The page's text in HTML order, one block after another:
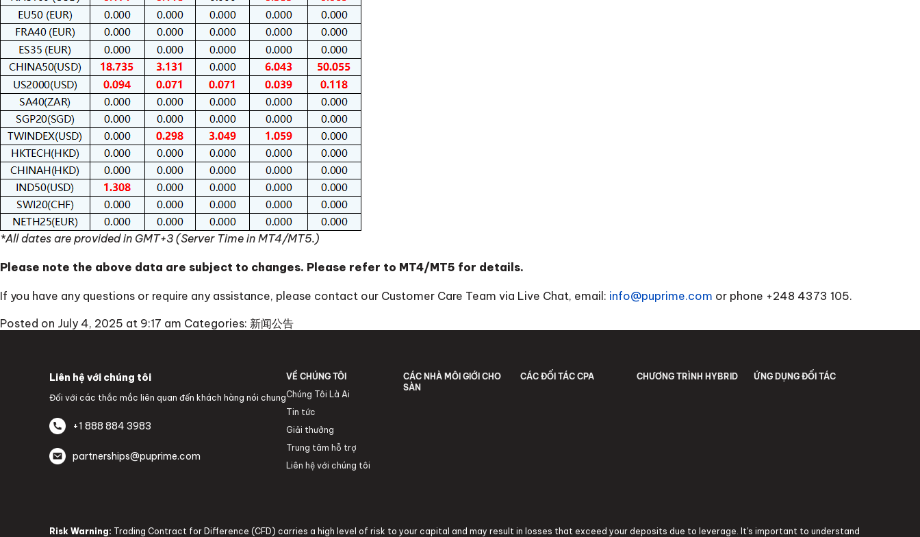
*All dates are provided in GMT+3 (Server Time in MT4/MT5.)
Please note the above data are subject to changes. Please refer to MT4/MT5 for details.
If you have any questions or require any assistance, please contact our Customer Care Team via Live Chat, email: info@puprime.com or phone +248 4373 105.
Posted on July 4, 2025 at 9:17 am Categories: 新闻公告
Liên hệ với chúng tôi
Đối với các thắc mắc liên quan đến khách hàng nói chung
+1 888 884 3983
partnerships@puprime.com
VỀ CHÚNG TÔI
Chúng Tôi Là Ai
Tin tức
Giải thưởng
Trung tâm hỗ trợ
Liên hệ với chúng tôi
CÁC NHÀ MÔI GIỚI CHO
SÀN
CÁC ĐỐI TÁC CPA CHƯƠNG TRÌNH HYBRID ỨNG DỤNG ĐỐI TÁC
Risk Warning: Trading Contract for Difference (CFD) carries a high level of risk to your capital and may result in losses that exceed your deposits due to leverage. It's important to understand